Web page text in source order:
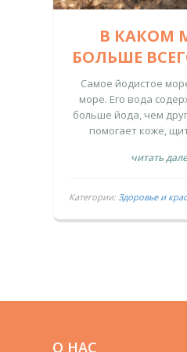
В КАКОМ
БОЛЬШЕ
- И
ВАЖНО ДЛЯ
ЗДОРОВЬЯ
Самое йодистое
море. Его вода
больше йода, чем
помогает коже,
вы не едете туда -
дефицит.
читать
Категории:Здоровье и
О НАС